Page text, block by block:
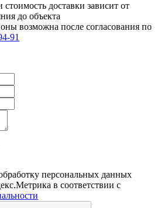
доставки зависит от
до объекта
возможна после согласования по
91
персональных данных
в соответствии с